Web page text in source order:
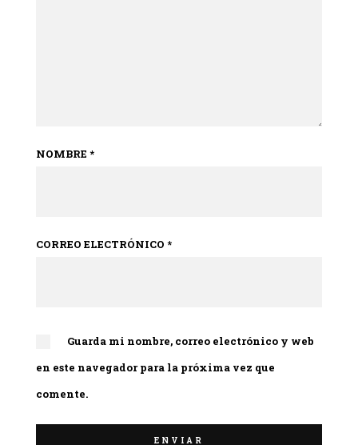
NOMBRE *
CORREO ELECTRÓNICO *
Guarda mi nombre, correo electrónico y web
en este navegador para la próxima vez que
comente.